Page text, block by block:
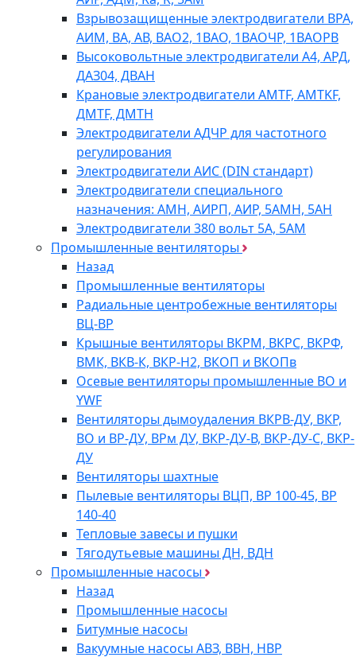
Взрывозащищенные электродвигатели ВРА,
АИМ, ВА, АВ, ВАO2, 1ВАО, 1ВАОЧР, 1ВАОРВ
Высоковольтные электродвигатели A4, АРД,
ДАЗ04, ДВАН
Крановые электродвигатели AMTF, AMTKF,
ДMTF, ДМТН
Электродвигатели АДЧР для частотного
регулирования
Электродвигатели АИС (DIN стандарт)
Электродвигатели специального
назначения: АМН, АИРП, АИР, 5АМН, 5АН
Электродвигатели 380 вольт 5А, 5АМ
Промышленные вентиляторы
Назад
Промышленные вентиляторы
Радиальные центробежные вентиляторы
ВЦ-ВР
Крышные вентиляторы ВКРМ, ВКРС, ВКРФ,
ВМК, ВКВ-К, ВКР-Н2, ВКОП и ВКОПв
Осевые вентиляторы промышленные ВО и
YWF
Вентиляторы дымоудаления ВКРВ-ДУ, ВКР,
ВО и ВР-ДУ, ВРм ДУ, ВКР-ДУ-В, ВКР-ДУ-С, ВКР-
ДУ
Вентиляторы шахтные
Пылевые вентиляторы ВЦП, ВР 100-45, ВР
140-40
Тепловые завесы и пушки
Тягодутьевые машины ДН, ВДН
Промышленные насосы
Назад
Промышленные насосы
Битумные насосы
Вакуумные насосы АВЗ, ВВН, НВР